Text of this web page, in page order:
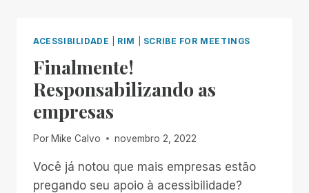
PENSA
PROGRAMAS
PARA
CEGOS
EM
CUBA
ACESSIBILIDADE RIM SCRIBE FOR MEETINGS
Finalmente!
Responsabilizando as
empresas
Por Mike Calvo novembro 2, 2022
Você já notou que mais empresas estão
pregando seu apoio à acessibilidade?